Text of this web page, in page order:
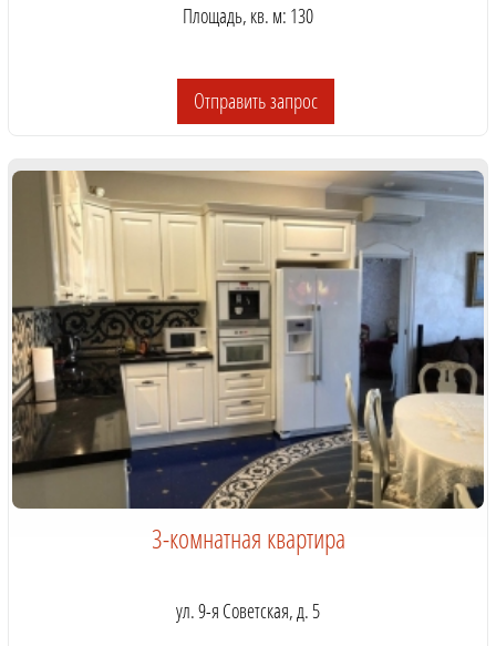
Площадь, кв. м: 130
Отправить запрос
3-комнатная квартира
ул. 9-я Советская, д. 5